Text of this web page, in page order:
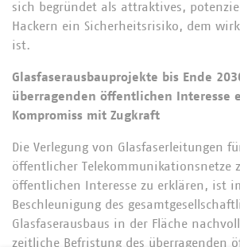
sich begründet als attraktives,
Hackern ein Sicherheitsrisiko, dem
ist.
Glasfaserausbauprojekte bis Ende
überragenden öffentlichen Interesse
Kompromiss mit Zugkraft
Die Verlegung von Glasfaserleitungen
öffentlicher Telekommunikationsnetze
öffentlichen Interesse zu erklären, ist
Beschleunigung des
Glasfaserausbaus in der Fläche
zeitliche Befristung des überragenden